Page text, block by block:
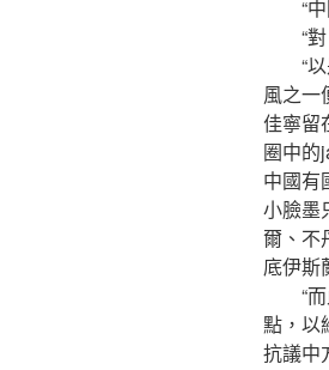
“中
“對
“以
風之一
佳寧留
圈中的
中國有
小臉墨
爾、不
底伊斯
“而
點，以
抗議中